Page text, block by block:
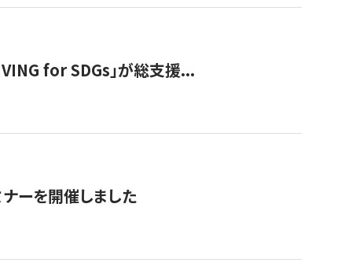
for SDGs」が総支援...
ーを開催しました